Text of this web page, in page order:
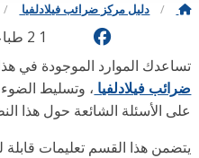
دليل مركز ضرائب فيلادلفيا
الموارد الموجودة في هذا
فيلادلفيا، وتسليط الضوء
الأسئلة الشائعة حول هذا النظام
هذا القسم تعليمات قابلة